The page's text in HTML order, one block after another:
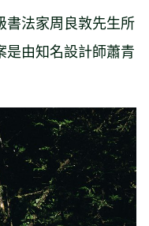
書法家周良敦先生所
是由知名設計師蕭青